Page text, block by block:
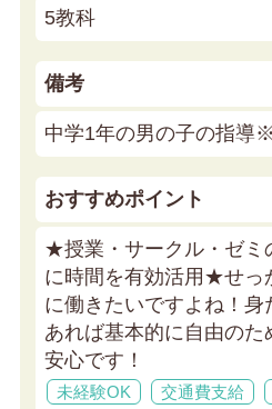
5教科
備考
中学1年の男の子の指導※
おすすめポイント
★授業・サークル・ゼミ
に時間を有効活用★せっ
に働きたいですよね！
あれば基本的に自由のた
安心です！
未経験OK 交通費支給